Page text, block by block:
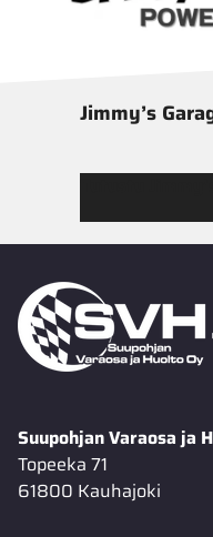
Jimmy’s
Suupohjan Varaosa ja
Topeeka 71
61800 Kauhajoki